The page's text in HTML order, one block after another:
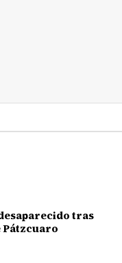
tras
Pátzcuaro